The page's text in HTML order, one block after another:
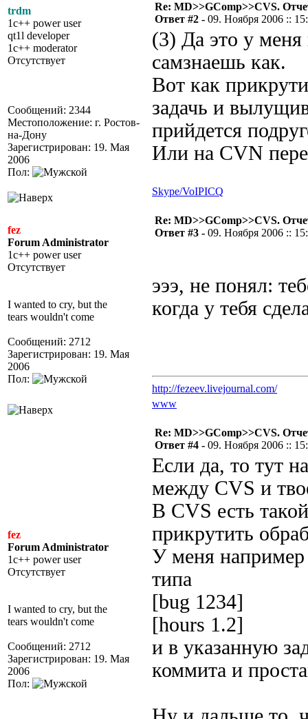
trdm
1c++ power user
qt1l developer
1c++ moderator
Отсутствует
Сообщений: 2344
Местоположение: г. Ростов-
на-Дону
Зарегистрирован: 19. Мая
2006
Пол:
Re: MD>>GComp>>CVS.
Ответ #2 - 09. Ноября 2006 ::
(3) Да это у меня
самзнаешь как.
Вот как
задачь и
прийдется
Или на CVN
Skype/VoIPICQ
fez
Forum Administrator
1c++ power user
Отсутствует
I wanted to cry, but the
tears wouldn't come
Сообщений: 2712
Зарегистрирован: 19. Мая
2006
Пол:
Re: MD>>GComp>>CVS.
Ответ #3 - 09. Ноября 2006 ::
эээ, не понял:
когда у тебя
http://fezeev.livejournal.com/
www
fez
Forum Administrator
1c++ power user
Отсутствует
I wanted to cry, but the
tears wouldn't come
Сообщений: 2712
Зарегистрирован: 19. Мая
2006
Пол:
Re: MD>>GComp>>CVS.
Ответ #4 - 09. Ноября 2006 ::
Если да, то тут
между CVS и
В CVS есть
прикрутить
У меня например
типа
[bug 1234]
[hours 1.2]
и в указанную
коммита и